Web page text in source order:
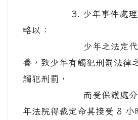
3. 少年事件處理法
略以：
少年之法定代理人
養，致少年有觸犯刑罰法律
觸犯刑罰，
而受保護處分或刑
年法院得裁定命其接受 8